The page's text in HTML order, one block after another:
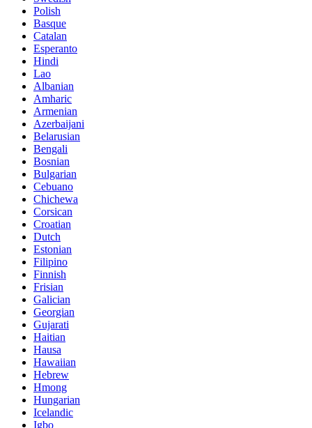
Polish
Basque
Catalan
Esperanto
Hindi
Lao
Albanian
Amharic
Armenian
Azerbaijani
Belarusian
Bengali
Bosnian
Bulgarian
Cebuano
Chichewa
Corsican
Croatian
Dutch
Estonian
Filipino
Finnish
Frisian
Galician
Georgian
Gujarati
Haitian
Hausa
Hawaiian
Hebrew
Hmong
Hungarian
Icelandic
Igbo